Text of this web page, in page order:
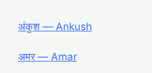
अंकुश ― Ankush
अमर ― Amar